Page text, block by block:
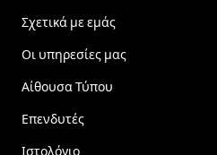
Σχετικά με εμάς
Οι υπηρεσίες μας
Αίθουσα Τύπου
Επενδυτές
Ιστολόγιο